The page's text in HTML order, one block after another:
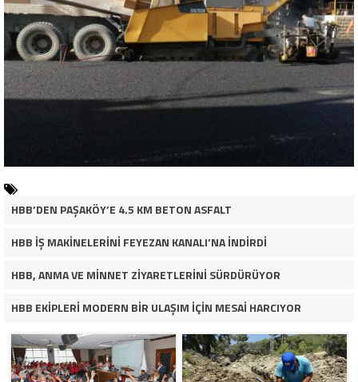
HBB’DEN PAŞAKÖY’E 4.5 KM BETON ASFALT
HBB İŞ MAKİNELERİNİ FEYEZAN KANALI’NA İNDİRDİ
HBB, ANMA VE MİNNET ZİYARETLERİNİ SÜRDÜRÜYOR
HBB EKİPLERİ MODERN BİR ULAŞIM İÇİN MESAİ HARCIYOR